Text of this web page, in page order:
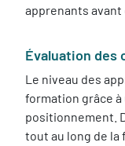
apprenants avant
Évaluation des
Le niveau des
formation grâce
positionnement.
tout au long de la